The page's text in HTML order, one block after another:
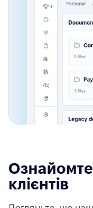
клієнтів